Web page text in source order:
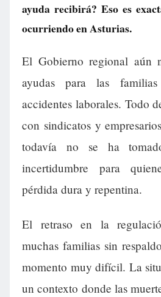
ayuda recibirá? Eso es
ocurriendo en Asturias.
El Gobierno regional aún
ayudas para las
accidentes laborales. Todo
con sindicatos y
todavía no se ha
incertidumbre para
pérdida dura y repentina.
El retraso en la
muchas familias sin
momento muy difícil. La
un contexto donde las